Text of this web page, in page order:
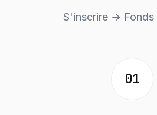
S'inscrire →
01